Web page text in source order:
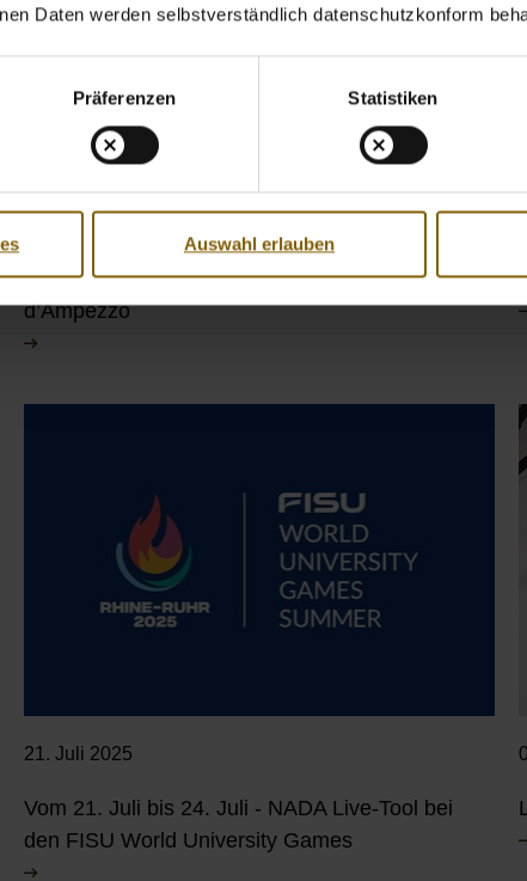
Daten werden selbstverständlich datenschutzkonform
Präferenzen Statistiken
Auswahl erlauben
06. Januar 2026
Vom 6. bis 22. Februar - NADA Live-Tool bei den
Olympischen Winterspielen in Cortina
d’Ampezzo
21. Juli 2025
Vom 21. Juli bis 24. Juli - NADA Live-Tool bei
den FISU World University Games